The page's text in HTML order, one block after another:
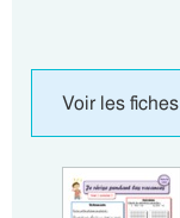
Voir les fiches